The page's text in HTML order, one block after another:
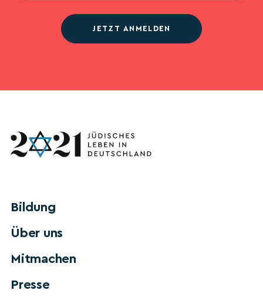
JETZT ANMELDEN
Bildung
Über uns
Mitmachen
Presse